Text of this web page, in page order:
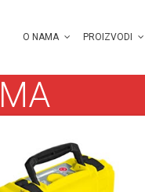
O NAMA PROIZVODI